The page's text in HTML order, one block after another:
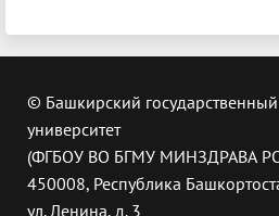
© Башкирский
университет
(ФГБОУ ВО БГМУ МИНЗДРАВА
450008, Республика
ул. Ленина, д. 3